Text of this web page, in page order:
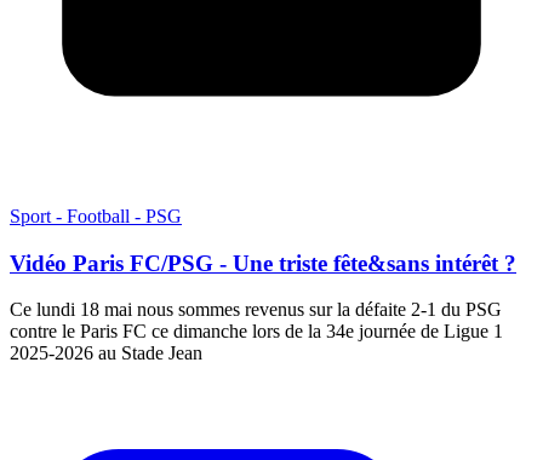
Sport - Football - PSG
Vidéo Paris FC/PSG - Une triste fête&sans intérêt ?
Ce lundi 18 mai nous sommes revenus sur la défaite 2-1 du PSG
contre le Paris FC ce dimanche lors de la 34e journée de Ligue 1
2025-2026 au Stade Jean